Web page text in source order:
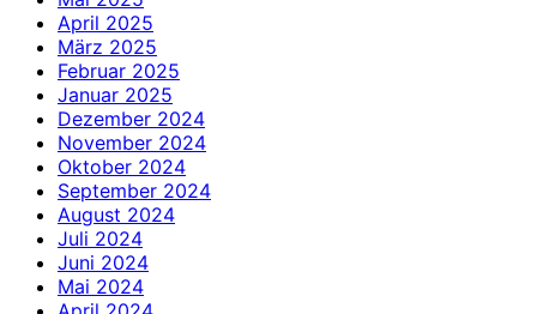
April 2025
März 2025
Februar 2025
Januar 2025
Dezember 2024
November 2024
Oktober 2024
September 2024
August 2024
Juli 2024
Juni 2024
Mai 2024